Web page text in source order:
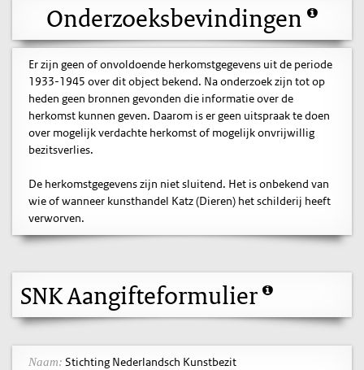
Onderzoeksbevindingen
Er zijn geen of onvoldoende herkomstgegevens uit de periode
1933-1945 over dit object bekend. Na onderzoek zijn tot op
heden geen bronnen gevonden die informatie over de
herkomst kunnen geven. Daarom is er geen uitspraak te doen
over mogelijk verdachte herkomst of mogelijk onvrijwillig
bezitsverlies.
De herkomstgegevens zijn niet sluitend. Het is onbekend van
wie of wanneer kunsthandel Katz (Dieren) het schilderij heeft
verworven.
SNK Aangifteformulier
Naam: Stichting Nederlandsch Kunstbezit